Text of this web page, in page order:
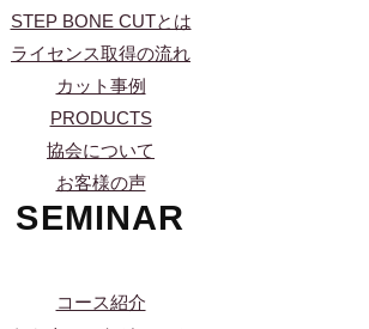
STEP BONE CUTとは
ライセンス取得の流れ
カット事例
PRODUCTS
協会について
お客様の声
SEMINAR
コース紹介